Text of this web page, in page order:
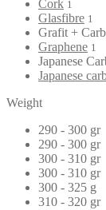
Cork 1
Glasfibre 1
Grafit +
Graphene 1
Japanese
Japanese
Weight
290 - 300 gr
290 - 300 gr
300 - 310 gr
300 - 310 gr
300 - 325 g
310 - 320 gr